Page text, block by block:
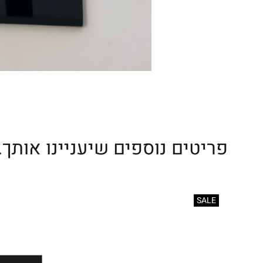
פריטים נוספים שיעניינו
SALE